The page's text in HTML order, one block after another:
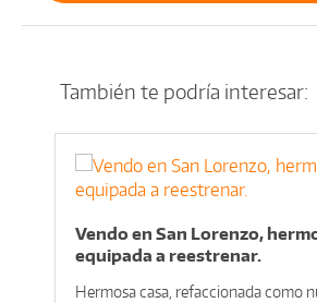
También te podría interesar:
Vendo en San Lorenzo,
equipada a reestrenar.
Hermosa casa, refaccionada como